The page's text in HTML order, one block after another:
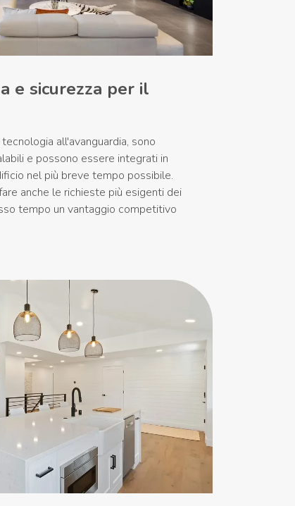
e sicurezza per il
all'avanguardia, sono
e possono essere integrati in
nel più breve tempo possibile.
anche le richieste più esigenti dei
tempo un vantaggio competitivo